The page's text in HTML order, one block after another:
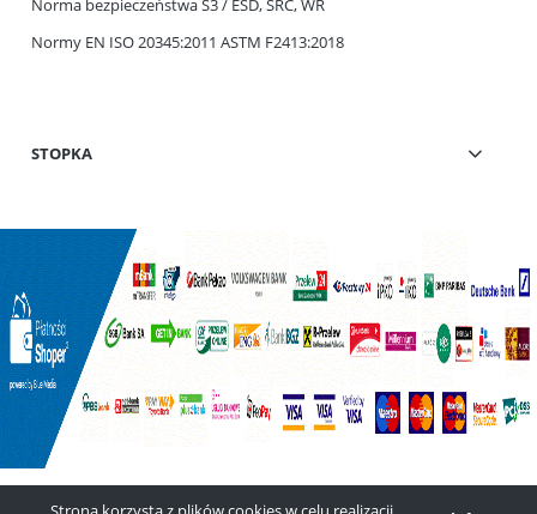
Norma bezpieczeństwa S3 / ESD, SRC, WR
Normy EN ISO 20345:2011 ASTM F2413:2018
STOPKA